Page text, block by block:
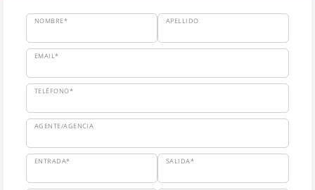
NOMBRE* APELLIDO
EMAIL*
TELÉFONO*
AGENTE/AGENCIA
ENTRADA* SALIDA*